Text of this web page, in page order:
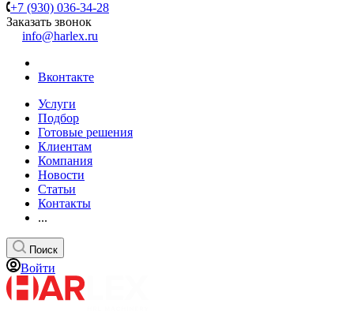
+7 (930) 036-34-28
Заказать звонок
info@harlex.ru
Вконтакте
Услуги
Подбор
Готовые решения
Клиентам
Компания
Новости
Статьи
Контакты
...
Поиск
Войти